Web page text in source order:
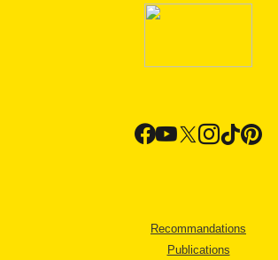
Recommandations
Publications